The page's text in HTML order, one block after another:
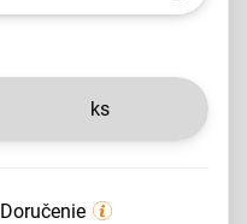
ks
Doručenie